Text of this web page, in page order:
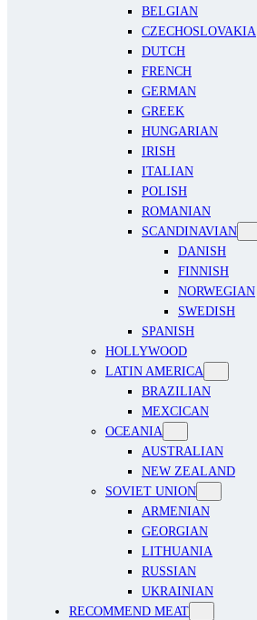
BELGIAN
CZECHOSLOVAKIA
DUTCH
FRENCH
GERMAN
GREEK
HUNGARIAN
IRISH
ITALIAN
POLISH
ROMANIAN
SCANDINAVIAN
DANISH
FINNISH
NORWEGIAN
SWEDISH
SPANISH
HOLLYWOOD
LATIN AMERICA
BRAZILIAN
MEXCICAN
OCEANIA
AUSTRALIAN
NEW ZEALAND
SOVIET UNION
ARMENIAN
GEORGIAN
LITHUANIA
RUSSIAN
UKRAINIAN
RECOMMEND MEAT